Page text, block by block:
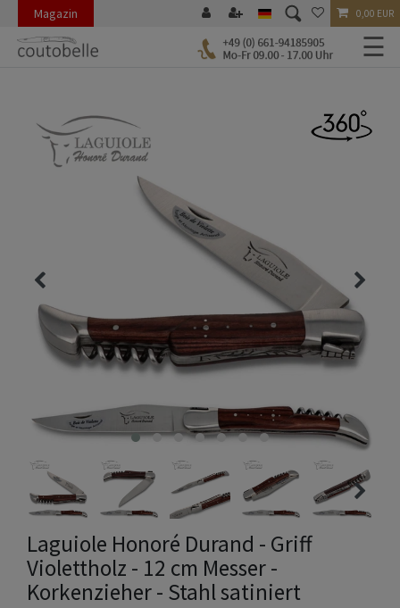
Magazin 0,00 EUR
☰
Laguiole Honoré Durand - Griff
Violettholz - 12 cm Messer -
Korkenzieher - Stahl satiniert